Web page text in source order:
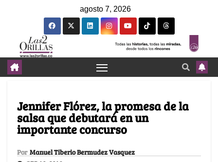
agosto 7, 2026
Jennifer Flórez, la promesa de la
salsa que debutará en un
importante concurso
Por Manuel Tiberio Bermudez Vasquez